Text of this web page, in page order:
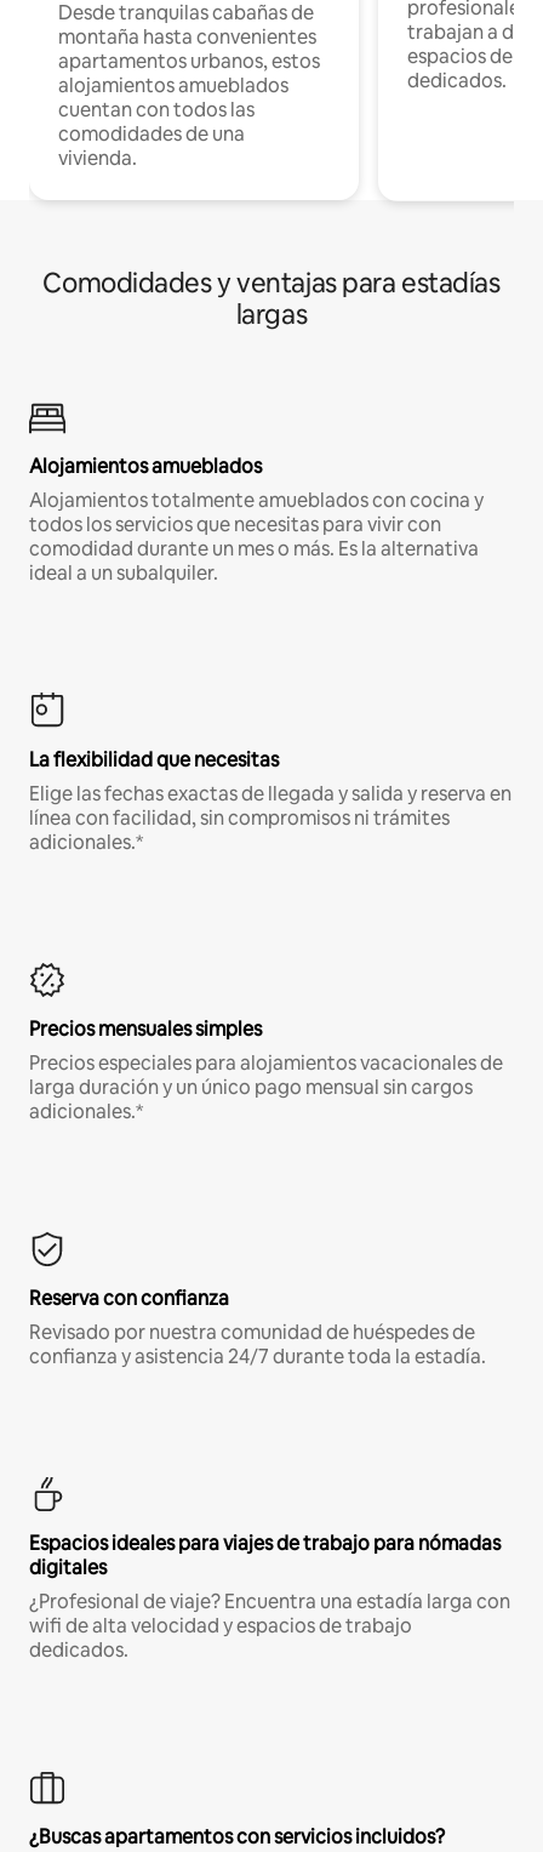
Desde tranquilas cabañas de
montaña hasta convenientes
apartamentos urbanos, estos
alojamientos amueblados
cuentan con todos las
comodidades de una
vivienda.
profesionales
trabajan a
espacios de
dedicados.
Comodidades y ventajas para estadías
largas
Alojamientos amueblados
Alojamientos totalmente amueblados con cocina y
todos los servicios que necesitas para vivir con
comodidad durante un mes o más. Es la alternativa
ideal a un subalquiler.
La flexibilidad que necesitas
Elige las fechas exactas de llegada y salida y reserva en
línea con facilidad, sin compromisos ni trámites
adicionales.*
Precios mensuales simples
Precios especiales para alojamientos vacacionales de
larga duración y un único pago mensual sin cargos
adicionales.*
Reserva con confianza
Revisado por nuestra comunidad de huéspedes de
confianza y asistencia 24/7 durante toda la estadía.
Espacios ideales para viajes de trabajo para nómadas
digitales
¿Profesional de viaje? Encuentra una estadía larga con
wifi de alta velocidad y espacios de trabajo
dedicados.
¿Buscas apartamentos con servicios incluidos?